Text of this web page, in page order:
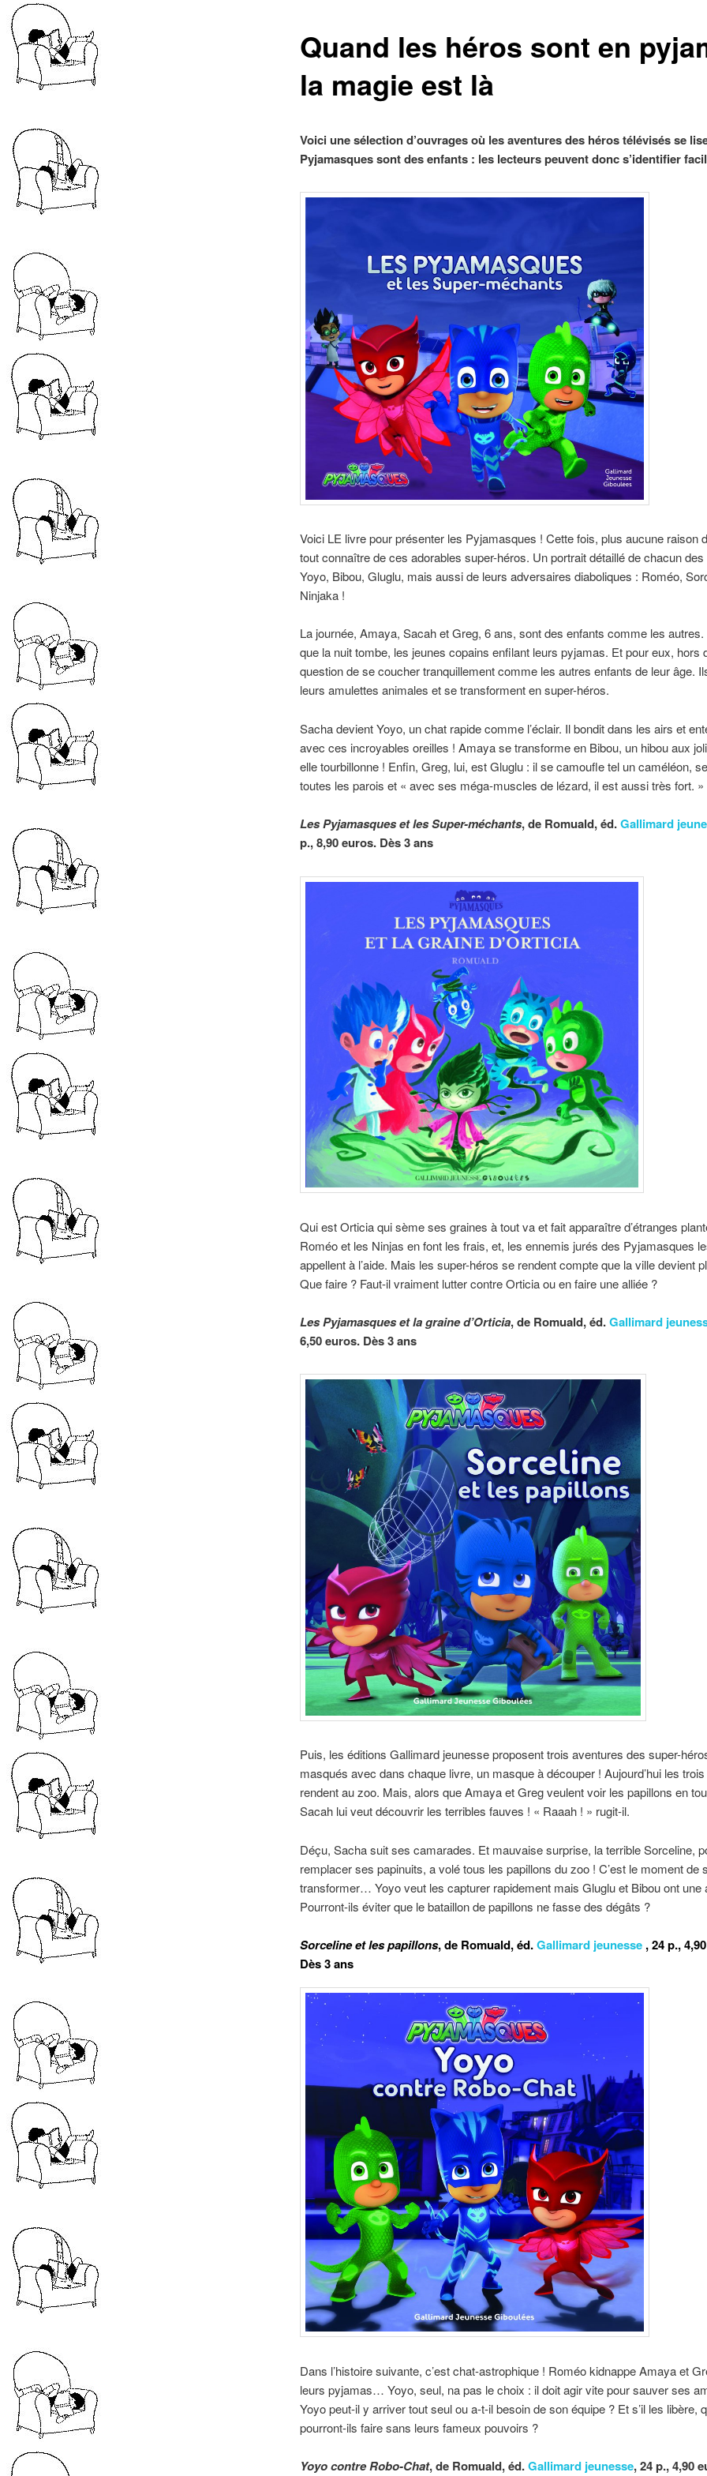
Quand les héros sont en
la magie est là
Voici une sélection d’ouvrages où les aventures des héros télévisés se
Pyjamasques sont des enfants : les lecteurs peuvent donc s’identifier
Voici LE livre pour présenter les Pyjamasques ! Cette fois, plus aucune raison
tout connaître de ces adorables super-héros. Un portrait détaillé de chacun
Yoyo, Bibou, Gluglu, mais aussi de leurs adversaires diaboliques : Roméo,
Ninjaka !
La journée, Amaya, Sacah et Greg, 6 ans, sont des enfants comme les
que la nuit tombe, les jeunes copains enfilant leurs pyjamas. Et pour eux, hors
question de se coucher tranquillement comme les autres enfants de leur âge.
leurs amulettes animales et se transforment en super-héros.
Sacha devient Yoyo, un chat rapide comme l’éclair. Il bondit dans les airs et
avec ces incroyables oreilles ! Amaya se transforme en Bibou, un hibou aux
elle tourbillonne ! Enfin, Greg, lui, est Gluglu : il se camoufle tel un caméléon,
toutes les parois et « avec ses méga-muscles de lézard, il est aussi très fort. »
Les Pyjamasques et les Super-méchants, de Romuald, éd.Gallimard
p., 8,90 euros. Dès 3 ans
Qui est Orticia qui sème ses graines à tout va et fait apparaître d’étranges
Roméo et les Ninjas en font les frais, et, les ennemis jurés des Pyjamasques
appellent à l’aide. Mais les super-héros se rendent compte que la ville devient
Que faire ? Faut-il vraiment lutter contre Orticia ou en faire une alliée ?
Les Pyjamasques et la graine d’Orticia, de Romuald, éd.Gallimard
6,50 euros. Dès 3 ans
Puis, les éditions Gallimard jeunesse proposent trois aventures des super-
masqués avec dans chaque livre, un masque à découper ! Aujourd’hui les
rendent au zoo. Mais, alors que Amaya et Greg veulent voir les papillons en
Sacah lui veut découvrir les terribles fauves ! « Raaah ! » rugit-il.
Déçu, Sacha suit ses camarades. Et mauvaise surprise, la terrible Sorceline,
remplacer ses papinuits, a volé tous les papillons du zoo ! C’est le moment de
transformer… Yoyo veut les capturer rapidement mais Gluglu et Bibou ont une
Pourront-ils éviter que le bataillon de papillons ne fasse des dégâts ?
Sorceline et les papillons, de Romuald, éd.Gallimard jeunesse , 24 p.,
Dès 3 ans
Dans l’histoire suivante, c’est chat-astrophique ! Roméo kidnappe Amaya et
leurs pyjamas… Yoyo, seul, na pas le choix : il doit agir vite pour sauver ses
Yoyo peut-il y arriver tout seul ou a-t-il besoin de son équipe ? Et s’il les libère,
pourront-ils faire sans leurs fameux pouvoirs ?
Yoyo contre Robo-Chat, de Romuald, éd.Gallimard jeunesse, 24 p., 4,90